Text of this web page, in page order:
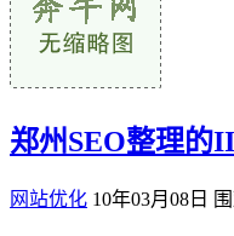
郑州SEO整理的
网站优化 10年03月08日